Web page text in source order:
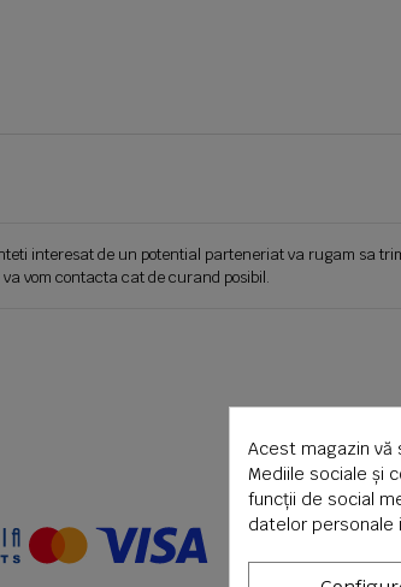
interesat de un potential parteneriat va rugam sa
va vom contacta cat de curand posibil.
Acest magazin
Mediile sociale și
funcții de social
datelor personale